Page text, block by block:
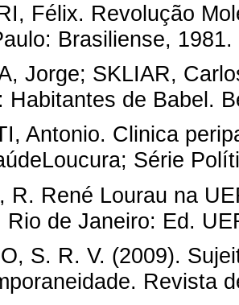
Félix. Revolução
Brasiliense, 1981.
Jorge; SKLIAR,
Habitantes de Babel.
Antonio. Clinica
Série
R. René Lourau na
Rio de Janeiro: Ed.
S. R. V. (2009).
Revista